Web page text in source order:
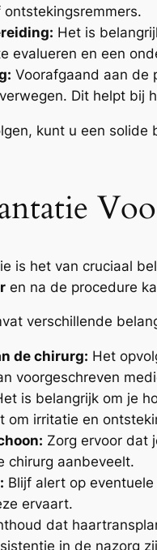
Het is
evalueren en een
Voorafgaand aan de
Dit helpt bij
kunt u een solide
is het van cruciaal
en na de procedure
verschillende
de chirurg: Het
voorgeschreven
is belangrijk om je
om irritatie en
Zorg ervoor dat
chirurg aanbeveelt.
Blijf alert op
ervaart.
dat
in de nazorg